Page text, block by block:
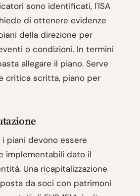
sono identificati, l'ISA
di ottenere evidenze
della direzione per
o condizioni. In termini
allegare il piano. Serve
critica scritta, piano per
piani devono essere
implementabili dato il
Una ricapitalizzazione
da soci con patrimoni